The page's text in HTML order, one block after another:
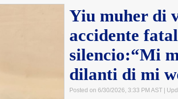
Yiu muher di
accidente
silencio:“Mi
dilanti di mi
Posted on 6/30/2026, 3:33 PM AST |